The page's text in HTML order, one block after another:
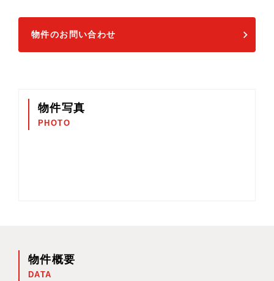
物件のお問い合わせ
物件写真
PHOTO
物件概要
DATA